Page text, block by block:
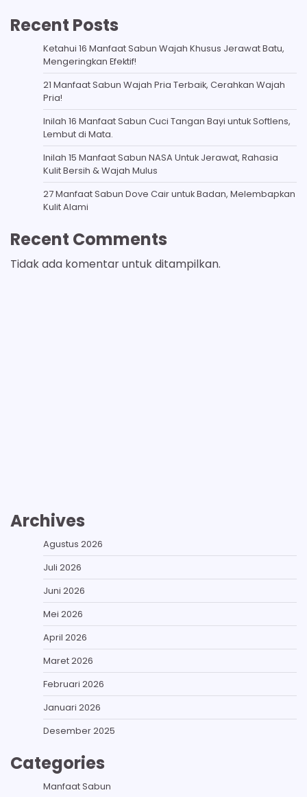
Recent Posts
Ketahui 16 Manfaat Sabun Wajah Khusus Jerawat Batu,
Mengeringkan Efektif!
21 Manfaat Sabun Wajah Pria Terbaik, Cerahkan Wajah
Pria!
Inilah 16 Manfaat Sabun Cuci Tangan Bayi untuk Softlens,
Lembut di Mata.
Inilah 15 Manfaat Sabun NASA Untuk Jerawat, Rahasia
Kulit Bersih & Wajah Mulus
27 Manfaat Sabun Dove Cair untuk Badan, Melembapkan
Kulit Alami
Recent Comments
Tidak ada komentar untuk ditampilkan.
Archives
Agustus 2026
Juli 2026
Juni 2026
Mei 2026
April 2026
Maret 2026
Februari 2026
Januari 2026
Desember 2025
Categories
Manfaat Sabun